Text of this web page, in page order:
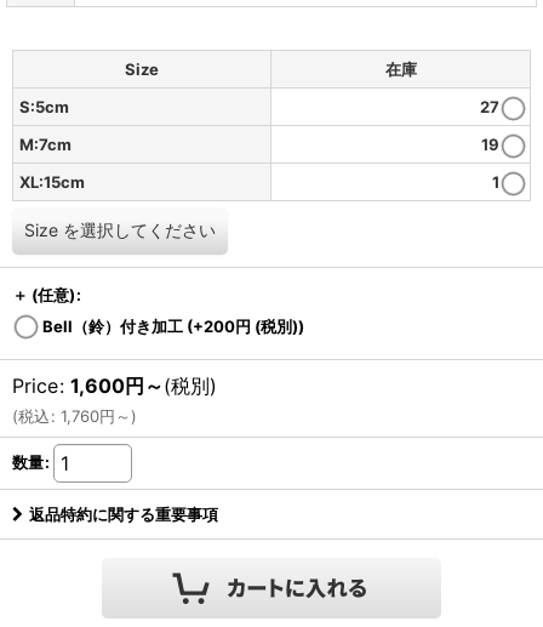
Size
在庫
S:5cm
27
M:7cm
19
XL:15cm
1
Size を選択してください
＋ (任意):
Bell（鈴）付き加工 (+200円 (税別))
Price: 1,600円 ～(税別)
(税込: 1,760円 ～ )
数量:
返品特約に関する重要事項